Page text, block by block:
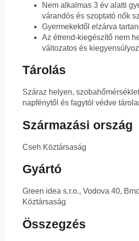
Nem alkalmas 3 év alatti
várandós és szoptató nők
Gyermekektől elzárva
Az étrend-kiegészítő nem
változatos és
Tárolás
Száraz helyen,
napfénytől és fagytól védve
Származási ország
Cseh Köztársaság
Gyártó
Green idea s.r.o., Vodova 40,
Köztársaság
Összegzés